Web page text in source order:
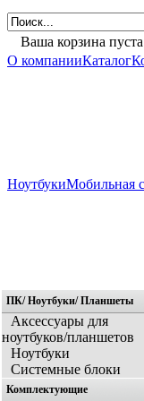
Ваша корзина пуста
О компанииКаталог
НоутбукиМобильная
Главная
ПК/ Ноутбуки/ Планшеты
Аксессуары для
ноутбуков/планшетов
Ноутбуки
Системные блоки
Комплектующие